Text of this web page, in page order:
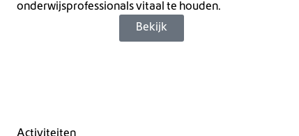
onderwijsprofessionals vitaal te houden.
Bekijk